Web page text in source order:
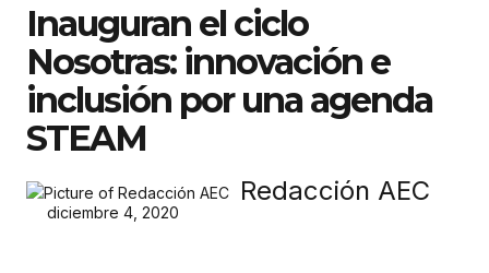
Inauguran el ciclo
Nosotras: innovación e
inclusión por una agenda
STEAM
Redacción AEC
diciembre 4, 2020